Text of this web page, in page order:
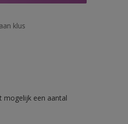
klus
mogelijk een aantal